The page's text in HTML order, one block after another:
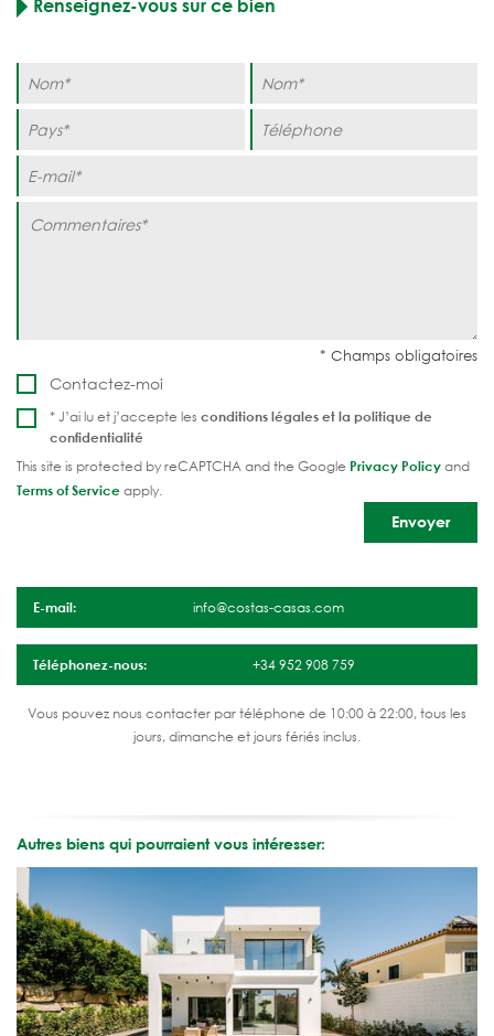
Renseignez-vous sur ce bien
Contactez-moi
* J’ai lu et j’accepte les conditions légales et la politique de
confidentialité
This site is protected by reCAPTCHA and the Google Privacy Policyand
Terms of Serviceapply.
E-mail: info@costas-casas.com
Téléphonez-nous: +34 952 908 759
Vous pouvez nous contacter par téléphone de 10:00 à 22:00, tous les
jours, dimanche et jours fériés inclus.
Autres biens qui pourraient vous intéresser: